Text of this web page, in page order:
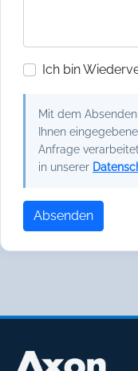
Ich bin
Mit dem
Ihnen
Anfrage
in unserer
Absenden